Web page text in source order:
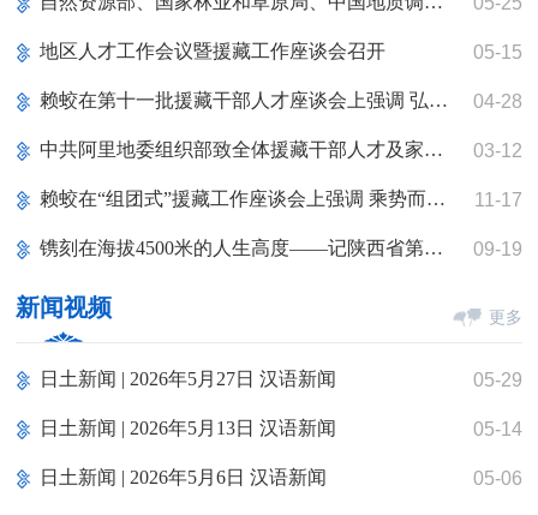
地区人才工作会议暨援藏工作座谈会召开 05-15
赖蛟在第十一批援藏干部人才座谈会上强调 弘扬援藏精神 发挥独特优势 全面提升对口援藏工作综合效益 04-28
中共阿里地委组织部致全体援藏干部人才及家属的慰问信 03-12
赖蛟在“组团式”援藏工作座谈会上强调 乘势而上 再接再厉 不断推动“组团式”援藏工作高质量发展 11-17
镌刻在海拔4500米的人生高度——记陕西省第十批援藏干部人才 09-19
新闻视频 更多
日土新闻 | 2026年5月27日 汉语新闻 05-29
日土新闻 | 2026年5月13日 汉语新闻 05-14
日土新闻 | 2026年5月6日 汉语新闻 05-06